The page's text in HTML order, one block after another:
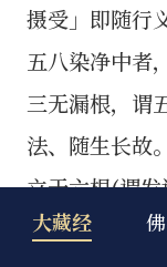
大藏经